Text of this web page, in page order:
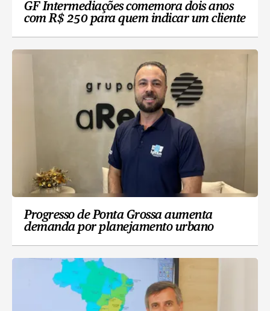
GF Intermediações comemora dois anos
com R$ 250 para quem indicar um cliente
Progresso de Ponta Grossa aumenta
demanda por planejamento urbano